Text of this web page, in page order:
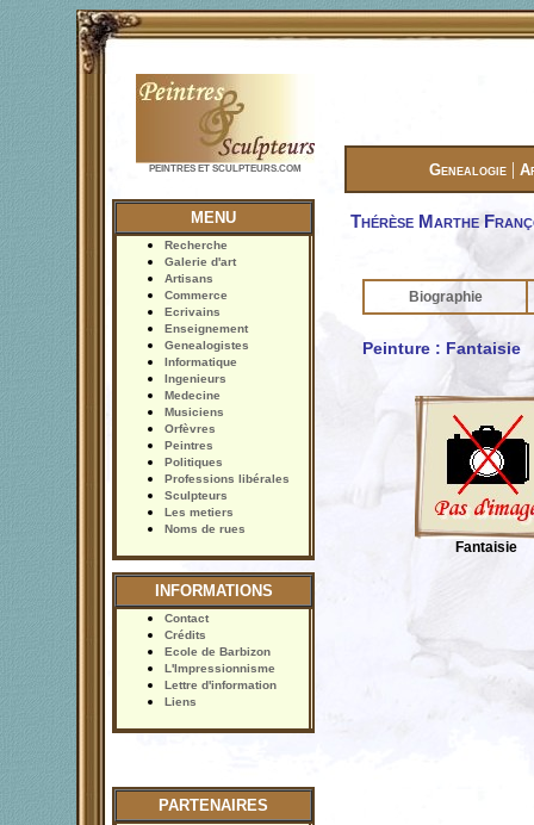
PEINTRES ET SCULPTEURS.COM Genealogie |
MENU
Recherche
Galerie d'art
Artisans
Commerce
Ecrivains
Enseignement
Genealogistes
Informatique
Ingenieurs
Medecine
Musiciens
Orfèvres
Peintres
Politiques
Professions libérales
Sculpteurs
Les metiers
Noms de rues
INFORMATIONS
Contact
Crédits
Ecole de Barbizon
L'Impressionnisme
Lettre d'information
Liens
PARTENAIRES
Thérèse Marthe
Biographie
Peinture : Fantaisie
Fantaisie